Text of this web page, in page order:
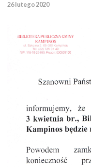
26 lutego 2020